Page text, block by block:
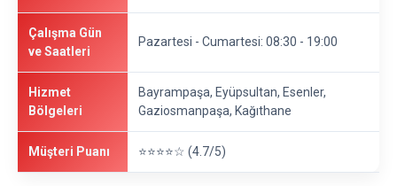
Çalışma Gün
ve Saatleri
Pazartesi - Cumartesi: 08:30 - 19:00
Hizmet
Bölgeleri
Bayrampaşa, Eyüpsultan, Esenler,
Gaziosmanpaşa, Kağıthane
Müşteri Puanı ⭐⭐⭐⭐☆ (4.7/5)